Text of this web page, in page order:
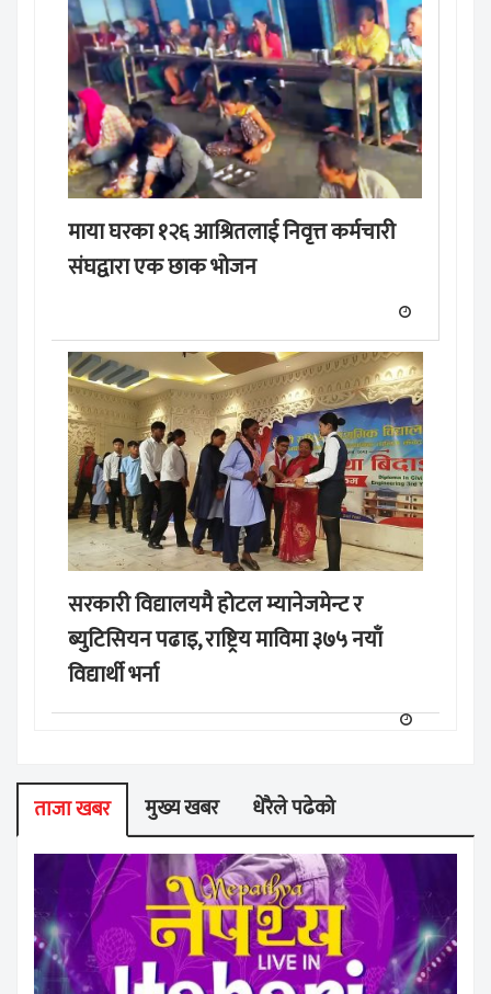
माया घरका १२६ आश्रितलाई निवृत्त कर्मचारी
संघद्वारा एक छाक भोजन
सरकारी विद्यालयमै होटल म्यानेजमेन्ट र
ब्युटिसियन पढाइ, राष्ट्रिय माविमा ३७५ नयाँ
विद्यार्थी भर्ना
ताजा खबर मुख्य खबर धेरैले पढेको